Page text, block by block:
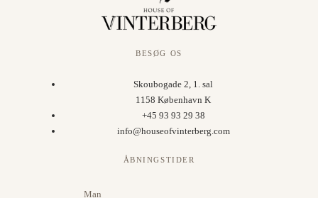
BESØG OS
Skoubogade 2, 1. sal
1158 København K
+45 93 93 29 38
info@houseofvinterberg.com
ÅBNINGSTIDER
Man